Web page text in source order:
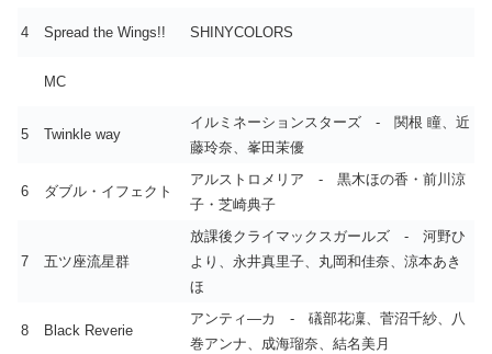
4 Spread the Wings!! SHINYCOLORS
MC
5 Twinkle way
イルミネーションスターズ - 関根 瞳、近
藤玲奈、峯田茉優
6 ダブル・イフェクト
アルストロメリア - 黒木ほの香・前川涼
子・芝崎典子
7 五ツ座流星群
放課後クライマックスガールズ - 河野ひ
より、永井真里子、丸岡和佳奈、涼本あき
ほ
8 Black Reverie
アンティ―カ - 礒部花凜、菅沼千紗、八
巻アンナ、成海瑠奈、結名美月